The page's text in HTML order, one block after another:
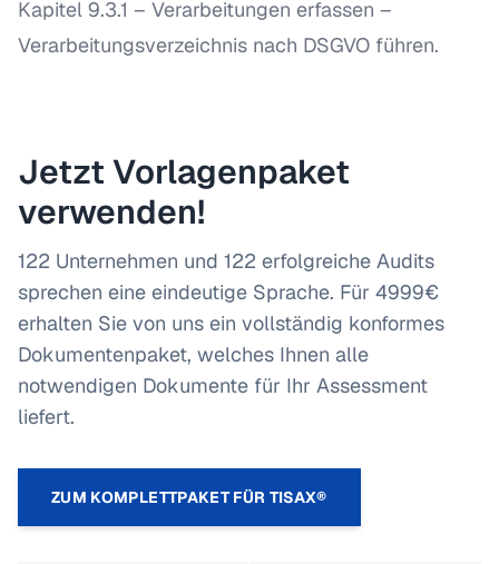
Kapitel 9.3.1 – Verarbeitungen erfassen –
Verarbeitungsverzeichnis nach DSGVO führen.
Jetzt Vorlagenpaket
verwenden!
122 Unternehmen und 122 erfolgreiche Audits
sprechen eine eindeutige Sprache. Für 4999€
erhalten Sie von uns ein vollständig konformes
Dokumentenpaket, welches Ihnen alle
notwendigen Dokumente für Ihr Assessment
liefert.
ZUM KOMPLETTPAKET FÜR TISAX®